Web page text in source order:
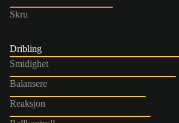
Skru
Dribling
Smidighet
Balansere
Reaksjon